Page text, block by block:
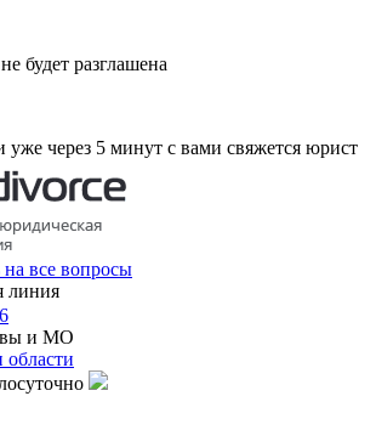
будет разглашена
уже через 5 минут с вами свяжется юрист
все вопросы
линия
и МО